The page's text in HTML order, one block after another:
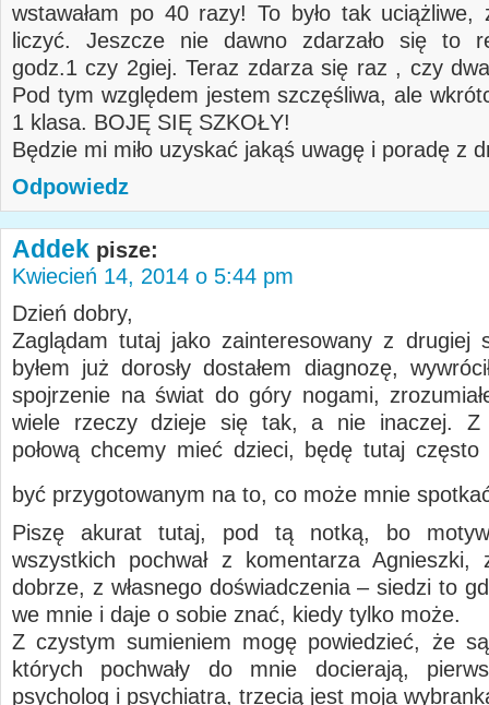
wstawałam po 40 razy! To było tak uciążliwe,
liczyć. Jeszcze nie dawno zdarzało się to
godz.1 czy 2giej. Teraz zdarza się raz , czy
Pod tym względem jestem szczęśliwa, ale
1 klasa. BOJĘ SIĘ SZKOŁY!
Będzie mi miło uzyskać jakąś uwagę i poradę z
Odpowiedz
Addek pisze:
Kwiecień 14, 2014 o 5:44 pm
Dzień dobry,
Zaglądam tutaj jako zainteresowany z drugiej
byłem już dorosły dostałem diagnozę,
spojrzenie na świat do góry nogami,
wiele rzeczy dzieje się tak, a nie inaczej. Z
połową chcemy mieć dzieci, będę tutaj często
być przygotowanym na to, co może mnie
Piszę akurat tutaj, pod tą notką, bo motyw
wszystkich pochwał z komentarza
dobrze, z własnego doświadczenia – siedzi to
we mnie i daje o sobie znać, kiedy tylko może.
Z czystym sumieniem mogę powiedzieć, że
których pochwały do mnie docierają,
psycholog i psychiatra, trzecią jest moja